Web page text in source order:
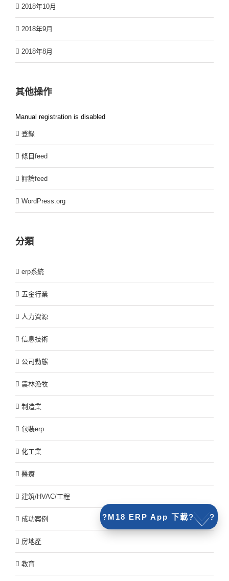
?M18 ERP App 下載? ?
2018年10月
2018年9月
2018年8月
其他操作
Manual registration is disabled
登錄
條目feed
評論feed
WordPress.org
分類
erp系統
五金行業
人力資源
信息技術
公司動態
農林漁牧
制造業
包裝erp
化工業
醫療
建筑/HVAC/工程
成功案例
房地產
教育